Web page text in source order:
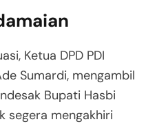
Ketua DPD PDI
Sumardi, mengambil
Bupati Hasbi
segera mengakhiri